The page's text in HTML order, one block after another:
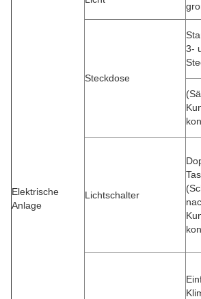
Elektrische
Anlage
Steckdose
3-
Lichtschalter